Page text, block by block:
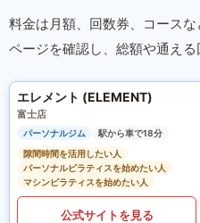
料金は月額、回数券、コース
ページを確認し、総額や通える
エレメント (ELEMENT)
富士店
パーソナルジム
駅から車で18分
隙間時間を活用したい人
パーソナルピラティスを始めたい人
マシンピラティスを始めたい人
公式サイトを見る